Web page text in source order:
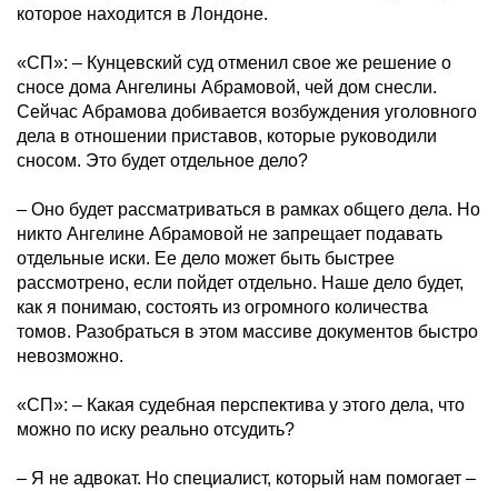
которое находится в Лондоне.
«СП»: – Кунцевский суд отменил свое же решение о
сносе дома Ангелины Абрамовой, чей дом снесли.
Сейчас Абрамова добивается возбуждения уголовного
дела в отношении приставов, которые руководили
сносом. Это будет отдельное дело?
– Оно будет рассматриваться в рамках общего дела. Но
никто Ангелине Абрамовой не запрещает подавать
отдельные иски. Ее дело может быть быстрее
рассмотрено, если пойдет отдельно. Наше дело будет,
как я понимаю, состоять из огромного количества
томов. Разобраться в этом массиве документов быстро
невозможно.
«СП»: – Какая судебная перспектива у этого дела, что
можно по иску реально отсудить?
– Я не адвокат. Но специалист, который нам помогает –